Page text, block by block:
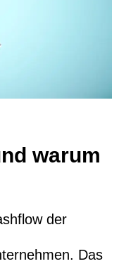
warum
der
Das